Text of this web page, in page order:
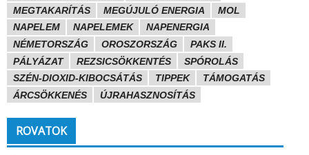
MEGTAKARÍTÁS
MEGÚJULÓ ENERGIA
MOL
NAPELEM
NAPELEMEK
NAPENERGIA
NÉMETORSZÁG
OROSZORSZÁG
PAKS II.
PÁLYÁZAT
REZSICSÖKKENTÉS
SPÓROLÁS
SZÉN-DIOXID-KIBOCSÁTÁS
TIPPEK
TÁMOGATÁS
ÁRCSÖKKENÉS
ÚJRAHASZNOSÍTÁS
ROVATOK